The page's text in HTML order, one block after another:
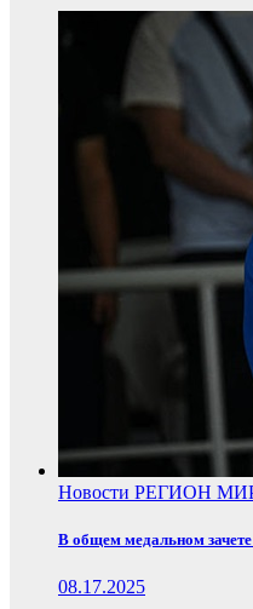
Новости РЕГИОН
В общем медальном
08.17.2025